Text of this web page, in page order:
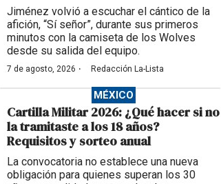
Jiménez volvió a escuchar el cántico de la
afición, “Sí señor”, durante sus primeros
minutos con la camiseta de los Wolves
desde su salida del equipo.
7 de agosto, 2026 · Redacción La-Lista
MÉXICO
Cartilla Militar 2026: ¿Qué hacer si no
la tramitaste a los 18 años?
Requisitos y sorteo anual
La convocatoria no establece una nueva
obligación para quienes superan los 30